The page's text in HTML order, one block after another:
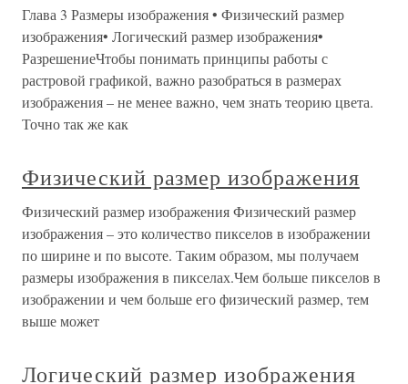
Глава 3 Размеры изображения • Физический размер
изображения• Логический размер изображения•
РазрешениеЧтобы понимать принципы работы с
растровой графикой, важно разобраться в размерах
изображения – не менее важно, чем знать теорию цвета.
Точно так же как
Физический размер изображения
Физический размер изображения Физический размер
изображения – это количество пикселов в изображении
по ширине и по высоте. Таким образом, мы получаем
размеры изображения в пикселах.Чем больше пикселов в
изображении и чем больше его физический размер, тем
выше может
Логический размер изображения